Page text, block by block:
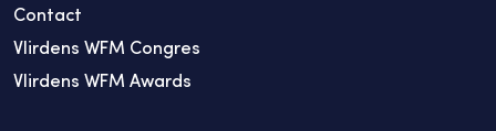
Contact
Vlirdens WFM Congres
Vlirdens WFM Awards